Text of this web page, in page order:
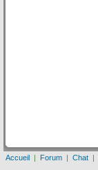
Accueil | Forum | Chat |